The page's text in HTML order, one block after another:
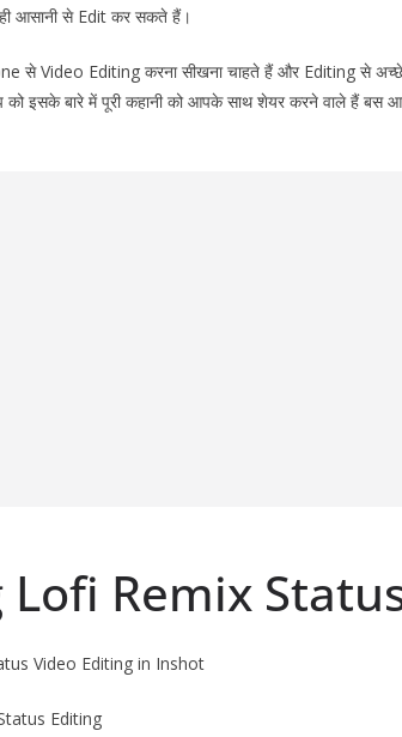
आसानी से Edit कर सकते हैं।
से Video Editing करना सीखना चाहते हैं और Editing से
इसके बारे में पूरी कहानी को आपके साथ शेयर करने वाले हैं बस
Remix
Video Editing in Inshot
Editing